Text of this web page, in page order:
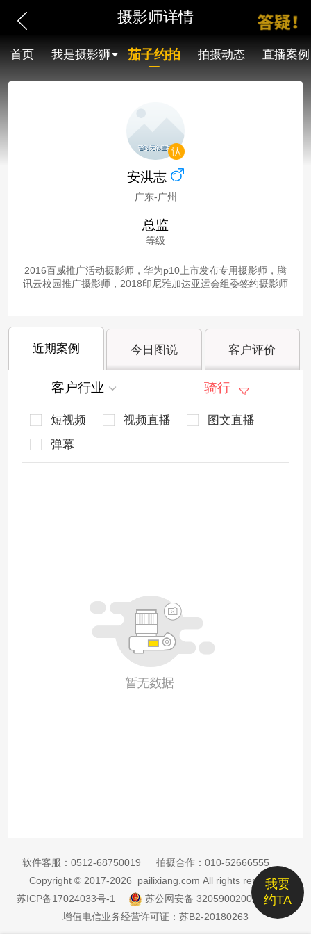
摄影师详情
首页 我是摄影狮 茄子约拍 拍摄动态 直播案例
安洪志
广东-广州
总监
等级
2016百威推广活动摄影师，华为p10上市发布专用摄影师，腾
讯云校园推广摄影师，2018印尼雅加达亚运会组委签约摄影师
近期案例 今日图说 客户评价
客户行业 骑行
短视频 视频直播
图文直播
弹幕
我要
约TA
软件客服： 0512-68750019 拍摄合作： 010-52666555
Copyright © 2017-2026 pailixiang.com All rights reserved
苏ICP备17024033号-1
苏公网安备 32059002002885号
增值电信业务经营许可证：苏B2-20180263